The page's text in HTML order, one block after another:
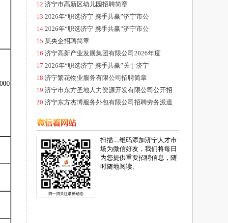
12 济宁市高新区幼儿园招聘简章
13 2026年“职选济宁 携手共赢”济宁市公
14 2026年“职选济宁 携手共赢”济宁市公
15 某央企招聘简章
16 济宁高新产业发展集团有限公司2026年度
17 2026年“职选济宁 携手共赢”关于济宁
18 济宁繁花物业服务有限公司招聘简章
19 济宁市东方圣地人力资源开发有限公司公开招
20 济宁东方杰博服务外包有限公司招聘劳务派遣
扫描二维码添加济宁人才市
场为微信好友，我们将每日
为您提供重要招聘信息，随
时随地阅读。